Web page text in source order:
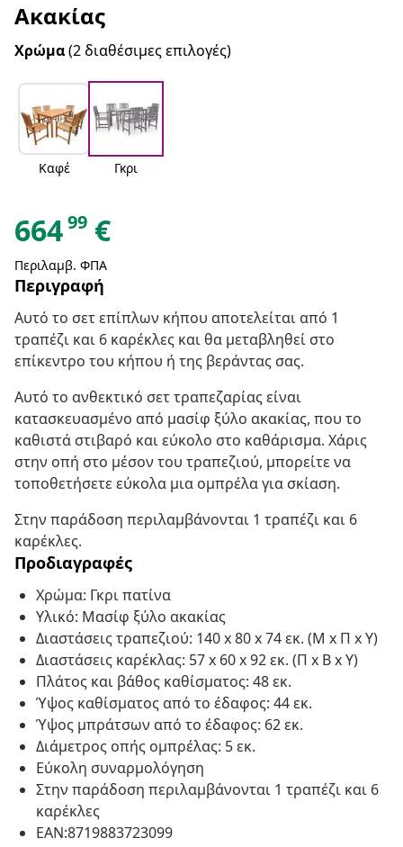
Ακακίας
Χρώμα(2 διαθέσιμες επιλογές)
Καφέ Γκρι
66499 €
Περιλαμβ. ΦΠΑ
Περιγραφή
Αυτό το σετ επίπλων κήπου αποτελείται από 1
τραπέζι και 6 καρέκλες και θα μεταβληθεί στο
επίκεντρο του κήπου ή της βεράντας σας.
Αυτό το ανθεκτικό σετ τραπεζαρίας είναι
κατασκευασμένο από μασίφ ξύλο ακακίας, που το
καθιστά στιβαρό και εύκολο στο καθάρισμα. Χάρις
στην οπή στο μέσον του τραπεζιού, μπορείτε να
τοποθετήσετε εύκολα μια ομπρέλα για σκίαση.
Στην παράδοση περιλαμβάνονται 1 τραπέζι και 6
καρέκλες.
Προδιαγραφές
Χρώμα: Γκρι πατίνα
Υλικό: Μασίφ ξύλο ακακίας
Διαστάσεις τραπεζιού: 140 x 80 x 74 εκ. (Μ x Π x Υ)
Διαστάσεις καρέκλας: 57 x 60 x 92 εκ. (Π x Β x Υ)
Πλάτος και βάθος καθίσματος: 48 εκ.
Ύψος καθίσματος από το έδαφος: 44 εκ.
Ύψος μπράτσων από το έδαφος: 62 εκ.
Διάμετρος οπής ομπρέλας: 5 εκ.
Εύκολη συναρμολόγηση
Στην παράδοση περιλαμβάνονται 1 τραπέζι και 6
καρέκλες
EAN:8719883723099